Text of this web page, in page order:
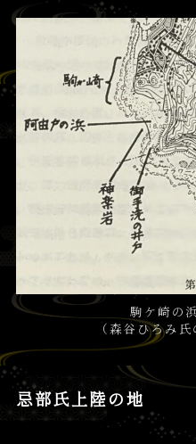
駒ケ崎の
（森谷ひろみ
忌部氏上陸の地